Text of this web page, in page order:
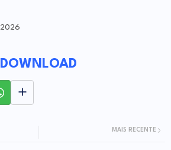
2026
DOWNLOAD
MAIS RECENTE